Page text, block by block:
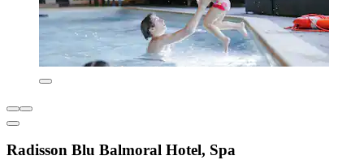
Radisson Blu Balmoral Hotel, Spa